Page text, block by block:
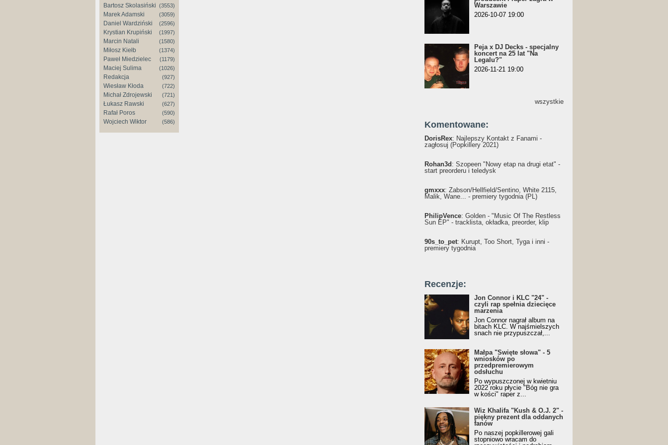
Bartosz Skolasiński (3553)
Marek Adamski (3059)
Daniel Wardziński (2596)
Krystian Krupiński (1997)
Marcin Natali (1580)
Miłosz Kiełb (1374)
Paweł Miedzielec (1179)
Maciej Sulima (1026)
Redakcja (927)
Wiesław Kłoda (722)
Michał Zdrojewski (721)
Łukasz Rawski (627)
Rafał Poros (590)
Wojciech Wiktor (586)
Warszawie
2026-10-07 19:00
Peja x DJ Decks - specjalny
koncert na 25 lat "Na
Legalu?"
2026-11-21 19:00
wszystkie
Komentowane:
DorisRex: Najlepszy Kontakt z Fanami -
zagłosuj (Popkillery 2021)
Rohan3d : Szopeen "Nowy etap na drugi etat" -
start preorderu i teledysk
gmxxx: Żabson/Hellfield/Sentino, White 2115,
Malik, Wane... - premiery tygodnia (PL)
PhilipVence: Golden - "Music Of The Restless
Sun EP" - tracklista, okładka, preorder, klip
90s_to_pet: Kurupt, Too Short, Tyga i inni -
premiery tygodnia
Recenzje:
Jon Connor i KLC "24" -
czyli rap spełnia dziecięce
marzenia
Jon Connor nagrał album na
bitach KLC. W najśmielszych
snach nie przypuszczał,...
Małpa "Święte słowa" - 5
wniosków po
przedpremierowym
odsłuchu
Po wypuszczonej w kwietniu
2022 roku płycie "Bóg nie gra
w kości" raper z...
Wiz Khalifa "Kush & O.J. 2" -
piękny prezent dla oddanych
fanów
Po naszej popkillerowej gali
stopniowo wracam do